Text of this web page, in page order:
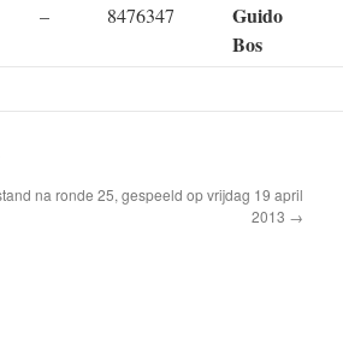
– 8476347
Guido
Bos
na ronde 25, gespeeld op vrijdag 19 april
2013 →